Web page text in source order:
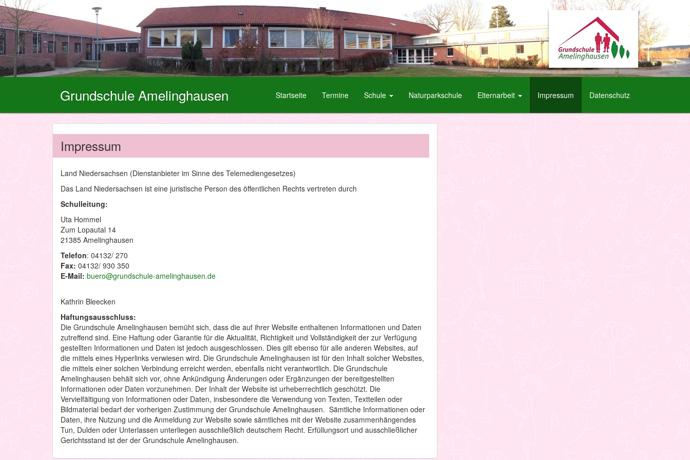
Grundschule Amelinghausen Startseite Termine Schule Naturparkschule Elternarbeit Impressum Datenschutz
Impressum
Land Niedersachsen (Dienstanbieter im Sinne des Telemediengesetzes)
Das Land Niedersachsen ist eine juristische Person des öffentlichen Rechts vertreten durch
Schulleitung:
Uta Hommel
Zum Lopautal 14
21385 Amelinghausen
Telefon: 04132/ 270
Fax: 04132/ 930 350
E-Mail: buero@grundschule-amelinghausen.de
Kathrin Bleecken
Haftungsausschluss:
Die Grundschule Amelinghausen bemüht sich, dass die auf ihrer Website enthaltenen Informationen und Daten
zutreffend sind. Eine Haftung oder Garantie für die Aktualität, Richtigkeit und Vollständigkeit der zur Verfügung
gestellten Informationen und Daten ist jedoch ausgeschlossen. Dies gilt ebenso für alle anderen Websites, auf
die mittels eines Hyperlinks verwiesen wird. Die Grundschule Amelinghausen ist für den Inhalt solcher Websites,
die mittels einer solchen Verbindung erreicht werden, ebenfalls nicht verantwortlich. Die Grundschule
Amelinghausen behält sich vor, ohne Ankündigung Änderungen oder Ergänzungen der bereitgestellten
Informationen oder Daten vorzunehmen. Der Inhalt der Website ist urheberrechtlich geschützt. Die
Vervielfältigung von Informationen oder Daten, insbesondere die Verwendung von Texten, Textteilen oder
Bildmaterial bedarf der vorherigen Zustimmung der Grundschule Amelinghausen. Sämtliche Informationen oder
Daten, ihre Nutzung und die Anmeldung zur Website sowie sämtliches mit der Website zusammenhängendes
Tun, Dulden oder Unterlassen unterliegen ausschließlich deutschem Recht. Erfüllungsort und ausschließlicher
Gerichtsstand ist der der Grundschule Amelinghausen.